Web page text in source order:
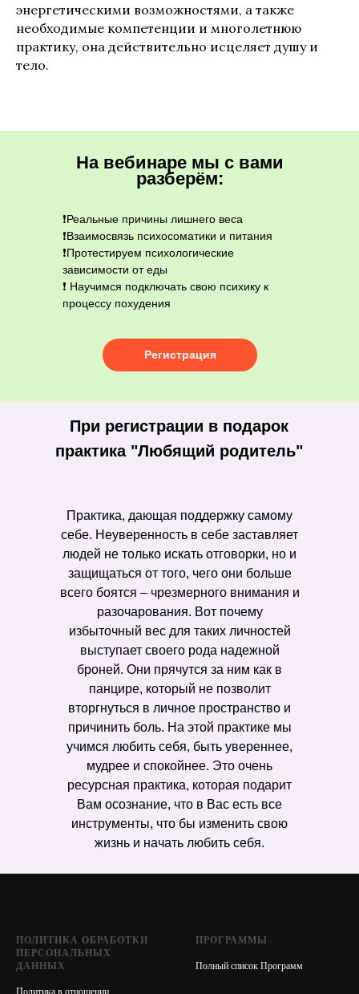
энергетическими возможностями, а также
необходимые компетенции и многолетнюю
практику, она действительно исцеляет душу и
тело.
На вебинаре мы с вами
разберём:
❗️Реальные причины лишнего веса
❗️Взаимосвязь психосоматики и питания
❗️Протестируем психологические
зависимости от еды
❗️ Научимся подключать свою психику к
процессу похудения
Регистрация
Практика, дающая поддержку самому
себе. Неуверенность в себе заставляет
людей не только искать отговорки, но и
защищаться от того, чего они больше
всего боятся – чрезмерного внимания и
разочарования. Вот почему
избыточный вес для таких личностей
выступает своего рода надежной
броней. Они прячутся за ним как в
панцире, который не позволит
вторгнуться в личное пространство и
причинить боль. На этой практике мы
учимся любить себя, быть увереннее,
мудрее и спокойнее. Это очень
ресурсная практика, которая подарит
Вам осознание, что в Вас есть все
инструменты, что бы изменить свою
жизнь и начать любить себя.
При регистрации в подарок
практика "Любящий родитель"
ПОЛИТИКА ОБРАБОТКИ
ПЕРСОНАЛЬНЫХ
ДАННЫХ
Политика в отношении
ПРОГРАММЫ
Полный список Программ